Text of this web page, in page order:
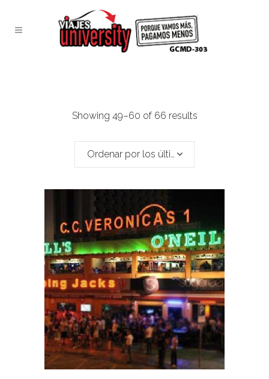
Showing 49–60 of 66 results
Ordenar por los últimos